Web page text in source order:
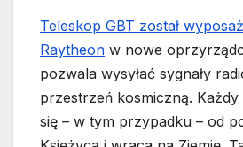
Teleskop GBT został
Raytheon w nowe
pozwala wysyłać sygnały
przestrzeń kosmiczną. Każdy
się – w tym przypadku – od